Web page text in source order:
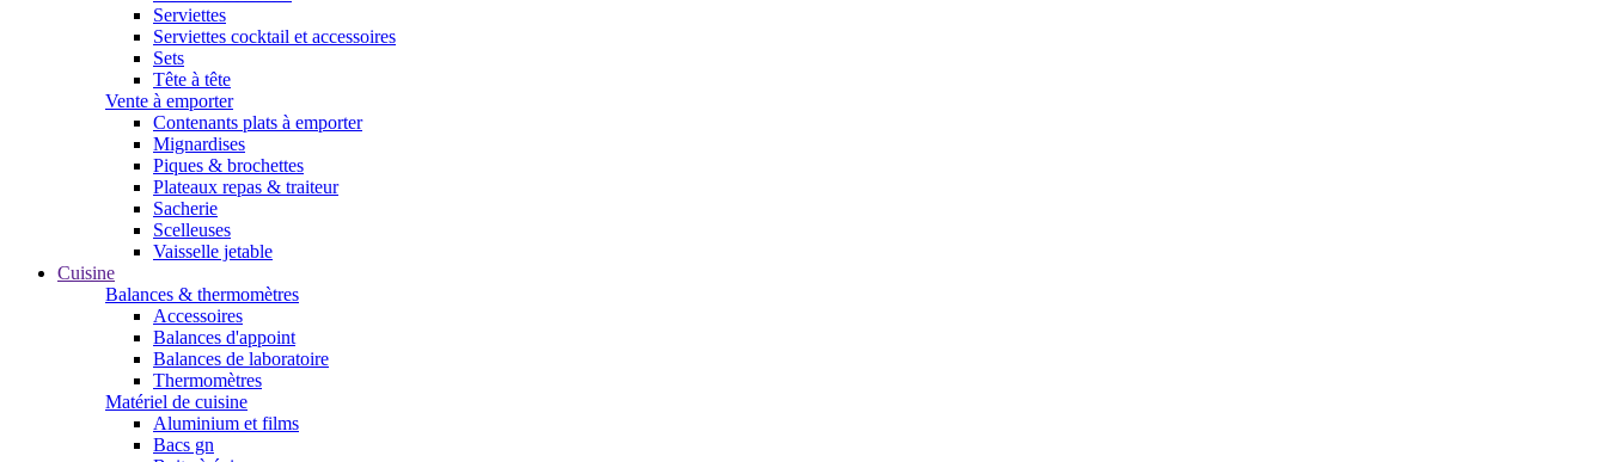
Serviettes
Serviettes cocktail et accessoires
Sets
Tête à tête
Vente à emporter
Contenants plats à emporter
Mignardises
Piques & brochettes
Plateaux repas & traiteur
Sacherie
Scelleuses
Vaisselle jetable
Cuisine
Balances & thermomètres
Accessoires
Balances d'appoint
Balances de laboratoire
Thermomètres
Matériel de cuisine
Aluminium et films
Bacs gn